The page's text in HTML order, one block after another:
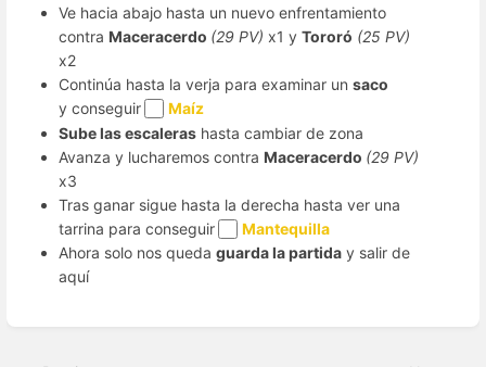
Ve hacia abajo hasta un nuevo enfrentamiento
contra Maceracerdo (29 PV) x1 y Tororó (25 PV)
x2
Continúa hasta la verja para examinar un saco
y conseguir
Maíz
Sube las escaleras hasta cambiar de zona
Avanza y lucharemos contra Maceracerdo (29 PV)
x3
Tras ganar sigue hasta la derecha hasta ver una
tarrina para conseguir
Mantequilla
Ahora solo nos queda guarda la partida y salir de
aquí